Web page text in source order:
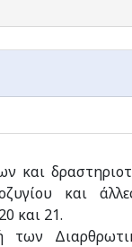
και
και
και 21.
των